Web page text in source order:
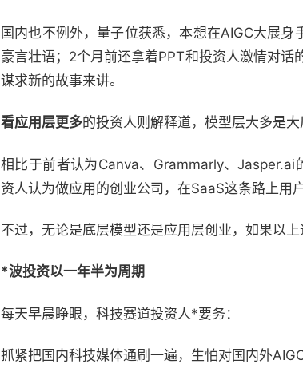
国内也不例外，量子位获悉，本想在AIGC大展身
豪言壮语；2个月前还拿着PPT和投资人激情对话
谋求新的故事来讲。
看应用层更多的投资人则解释道，模型层大多是
相比于前者认为Canva、Grammarly、Jasper.ai
资人认为做应用的创业公司，在SaaS这条路上用
不过，无论是底层模型还是应用层创业，如果以
*波投资以一年半为周期
每天早晨睁眼，科技赛道投资人*要务：
抓紧把国内科技媒体通刷一遍，生怕对国内外